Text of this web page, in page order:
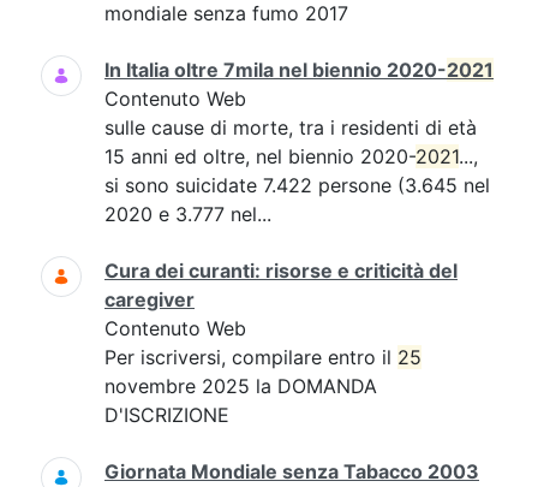
mondiale senza fumo 2017
In Italia oltre 7mila nel biennio 2020-2021
Contenuto Web
sulle cause di morte, tra i residenti di età
15 anni ed oltre, nel biennio 2020-2021...,
si sono suicidate 7.422 persone (3.645 nel
2020 e 3.777 nel...
Cura dei curanti: risorse e criticità del
caregiver
Contenuto Web
Per iscriversi, compilare entro il 25
novembre 2025 la DOMANDA
D'ISCRIZIONE
Giornata Mondiale senza Tabacco 2003